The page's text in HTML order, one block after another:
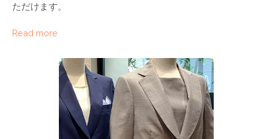
ただけます。
Read more